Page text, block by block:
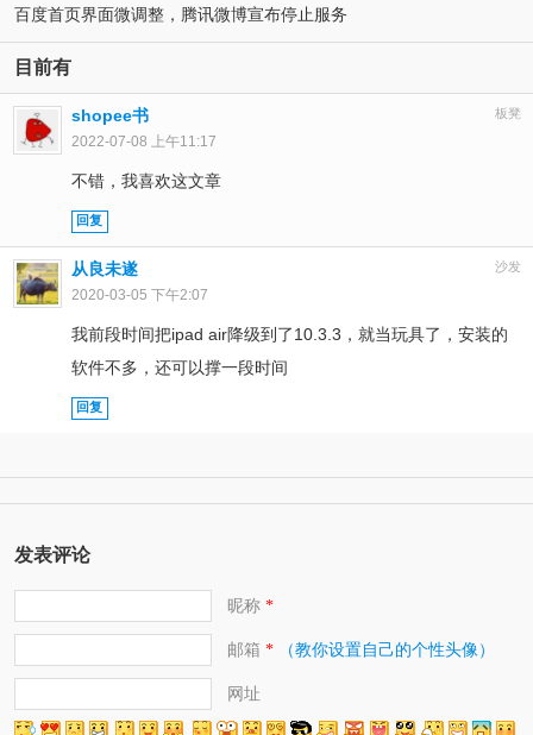
百度首页界面微调整，腾讯微博宣布停止服务
目前有
板凳
shopee书
2022-07-08 上午11:17
不错，我喜欢这文章
回复
沙发
从良未遂
2020-03-05 下午2:07
我前段时间把ipad air降级到了10.3.3，就当玩具了，安装的
软件不多，还可以撑一段时间
回复
发表评论
昵称*
邮箱 * （教你设置自己的个性头像）
网址